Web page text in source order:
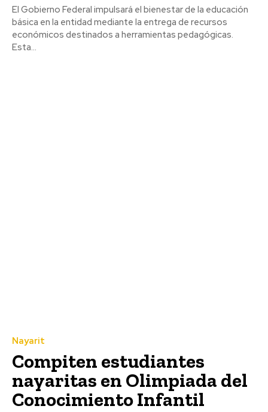
El Gobierno Federal impulsará el bienestar de la educación
básica en la entidad mediante la entrega de recursos
económicos destinados a herramientas pedagógicas.
Esta...
Nayarit
Compiten estudiantes
nayaritas en Olimpiada del
Conocimiento Infantil